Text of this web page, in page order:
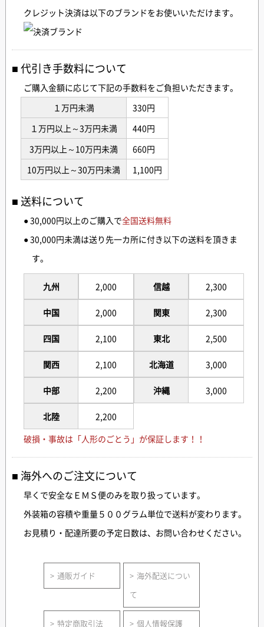
クレジット決済は以下のブランドをお使いいただけます。
代引き手数料について
ご購入金額に応じて下記の手数料をご負担いただきます。
１万円未満
330円
１万円以上～3万円未満
440円
3万円以上～10万円未満
660円
10万円以上～30万円未満
1,100円
送料について
● 30,000円以上のご購入で全国送料無料
● 30,000円未満は送り先一カ所に付き以下の送料を頂きま
す。
九州
中国
四国
関西
中部
北陸
2,000
2,000
2,100
2,100
2,200
2,200
信越
関東
東北
北海道
沖縄
2,300
2,300
2,500
3,000
3,000
破損・事故は「人形のごとう」が保証します！！
海外へのご注文について
早くで安全なＥＭＳ便のみを取り扱っています。
外装箱の容積や重量５００グラム単位で送料が変わります。
お見積り・配達所要の予定日数は、お問い合わせください。
通販ガイド
海外配送につい
て
特定商取引法 個人情報保護